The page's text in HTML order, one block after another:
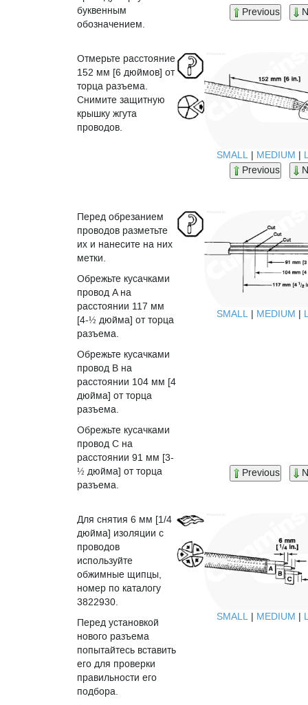
буквенным
обозначением.
Previous
Отмерьте расстояние
152 мм [6 дюймов] от
торца разъема.
Снимите защитную
крышку жгута
проводов.
SMALL | MEDIUM |
Previous
Перед обрезанием
проводов разметьте
их и нанесите на них
метки.
Обрежьте кусачками
провод A на
расстоянии 117 мм
[4-½ дюйма] от торца
разъема.
Обрежьте кусачками
провод B на
расстоянии 104 мм [4
дюйма] от торца
разъема.
Обрежьте кусачками
провод C на
расстоянии 91 мм [3-
½ дюйма] от торца
разъема.
SMALL | MEDIUM |
Previous
Для снятия 6 мм [1/4
дюйма] изоляции с
проводов
используйте
обжимные щипцы,
номер по каталогу
3822930.
Перед установкой
нового разъема
попытайтесь вставить
его для проверки
правильности его
подбора.
SMALL | MEDIUM |